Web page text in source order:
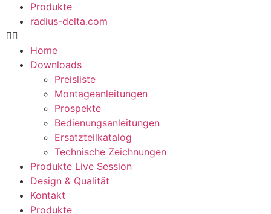
Produkte
radius-delta.com
Home
Downloads
Preisliste
Montageanleitungen
Prospekte
Bedienungsanleitungen
Ersatzteilkatalog
Technische Zeichnungen
Produkte Live Session
Design & Qualität
Kontakt
Produkte